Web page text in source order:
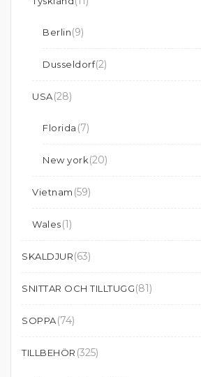
Berlin(9)
Dusseldorf(2)
USA(28)
Florida (7)
New york(20)
Vietnam (59)
Wales(1)
SKALDJUR(63)
SNITTAR OCH TILLTUGG(81)
SOPPA(74)
TILLBEHÖR (325)